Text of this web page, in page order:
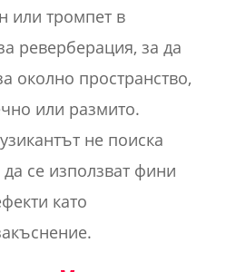
или тромпет в
реверберация, за да
околно пространство,
или размито.
не поиска
се използват фини
като